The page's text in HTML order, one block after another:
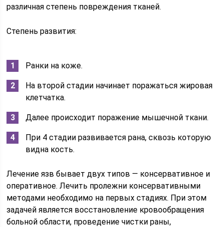
различная степень повреждения тканей.
Степень развития:
Ранки на коже.
На второй стадии начинает поражаться жировая
клетчатка.
Далее происходит поражение мышечной ткани.
При 4 стадии развивается рана, сквозь которую
видна кость.
Лечение язв бывает двух типов — консервативное и
оперативное. Лечить пролежни консервативными
методами необходимо на первых стадиях. При этом
задачей является восстановление кровообращения
больной области, проведение чистки раны,